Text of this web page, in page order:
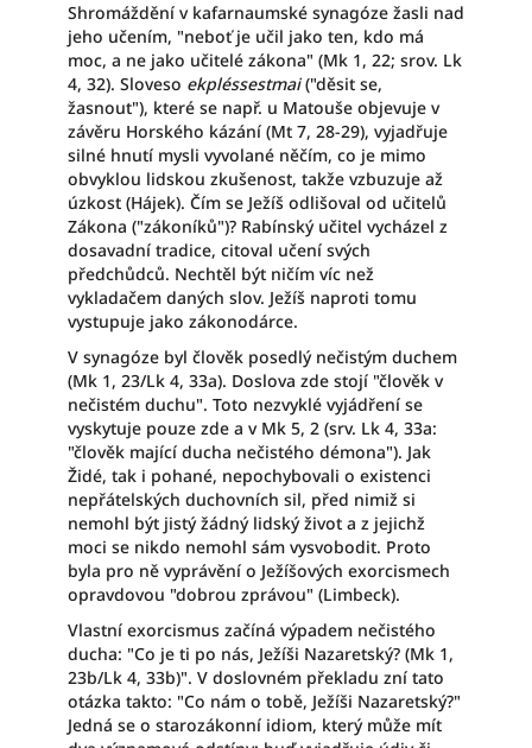
Shromáždění v kafarnaumské synagóze žasli nad
jeho učením, "neboť je učil jako ten, kdo má
moc, a ne jako učitelé zákona" (Mk 1, 22; srov. Lk
4, 32). Sloveso ekpléssestmai("děsit se,
žasnout"), které se např. u Matouše objevuje v
závěru Horského kázání (Mt 7, 28-29), vyjadřuje
silné hnutí mysli vyvolané něčím, co je mimo
obvyklou lidskou zkušenost, takže vzbuzuje až
úzkost (Hájek). Čím se Ježíš odlišoval od učitelů
Zákona ("zákoníků")? Rabínský učitel vycházel z
dosavadní tradice, citoval učení svých
předchůdců. Nechtěl být ničím víc než
vykladačem daných slov. Ježíš naproti tomu
vystupuje jako zákonodárce.
V synagóze byl člověk posedlý nečistým duchem
(Mk 1, 23/Lk 4, 33a). Doslova zde stojí "člověk v
nečistém duchu". Toto nezvyklé vyjádření se
vyskytuje pouze zde a v Mk 5, 2 (srv. Lk 4, 33a:
"člověk mající ducha nečistého démona"). Jak
Židé, tak i pohané, nepochybovali o existenci
nepřátelských duchovních sil, před nimiž si
nemohl být jistý žádný lidský život a z jejichž
moci se nikdo nemohl sám vysvobodit. Proto
byla pro ně vyprávění o Ježíšových exorcismech
opravdovou "dobrou zprávou" (Limbeck).
Vlastní exorcismus začíná výpadem nečistého
ducha: "Co je ti po nás, Ježíši Nazaretský? (Mk 1,
23b/Lk 4, 33b)". V doslovném překladu zní tato
otázka takto: "Co nám o tobě, Ježíši Nazaretský?"
Jedná se o starozákonní idiom, který může mít